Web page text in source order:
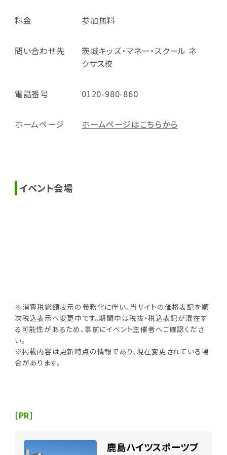
料金 参加無料
問い合わせ先
茨城キッズ・マネー・スクール ネ
クサス校
電話番号 0120-980-860
ホームページ ホームページはこちらから
イベント会場
※消費税総額表示の義務化に伴い、当サイトの価格表記を順
次税込表示へ変更中です。期間中は税抜・税込表記が混在す
る可能性があるため、事前にイベント主催者へご確認くださ
い。
※掲載内容は更新時点の情報であり、現在変更されている場
合があります。
[PR]
鹿島ハイツスポーツプ